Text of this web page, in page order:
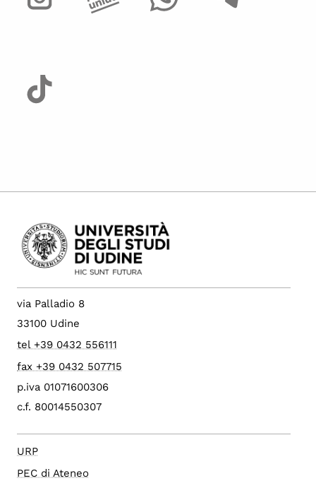
via Palladio 8
33100 Udine
tel +39 0432 556111
fax +39 0432 507715
p.iva 01071600306
c.f. 80014550307
URP
PEC di Ateneo